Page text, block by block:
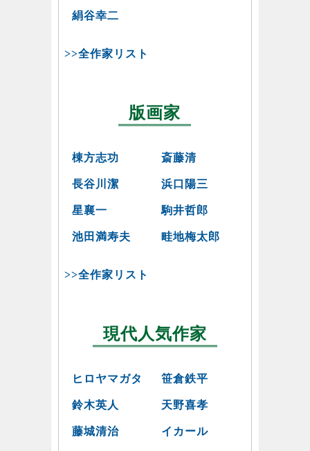
絹谷幸二
>>全作家リスト
版画家
棟方志功 斎藤清
長谷川潔 浜口陽三
星襄一 駒井哲郎
池田満寿夫 畦地梅太郎
>>全作家リスト
現代人気作家
ヒロヤマガタ 笹倉鉄平
鈴木英人 天野喜孝
藤城清治 イカール